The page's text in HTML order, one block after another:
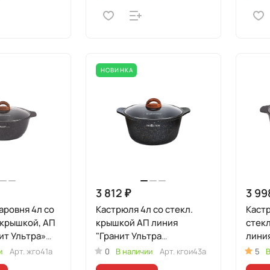
4л со
АП
Ультра»
Арт. жго41а
НОВИНКА
3 812 ₽
Кастрюля 4л со стекл.
крышкой АП линия
"Гранит Ультра
Индукционная"
(оригинальный)
0 В наличии Арт. кгои43а
3
5